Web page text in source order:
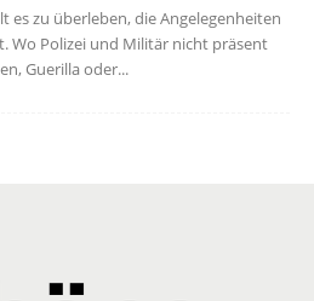
es zu überleben, die Angelegenheiten
Wo Polizei und Militär nicht präsent
Guerilla oder...